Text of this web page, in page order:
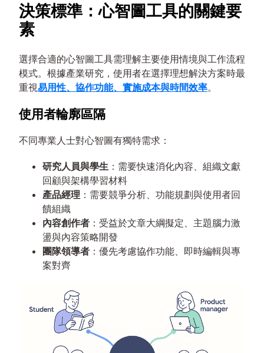
決策標準：心智圖工具的關鍵要
素
選擇合適的心智圖工具需理解主要使用情境與工作流程
模式。根據產業研究，使用者在選擇理想解決方案時最
重視易用性、協作功能、實施成本與時間效率。
使用者輪廓區隔
不同專業人士對心智圖有獨特需求：
研究人員與學生 ：需要快速消化內容、組織文獻
回顧與架構學習材料
產品經理 ：需要競爭分析、功能規劃與使用者回
饋組織
內容創作者 ：受益於文章大綱擬定、主題腦力激
盪與內容策略開發
團隊領導者 ：優先考慮協作功能、即時編輯與專
案對齊